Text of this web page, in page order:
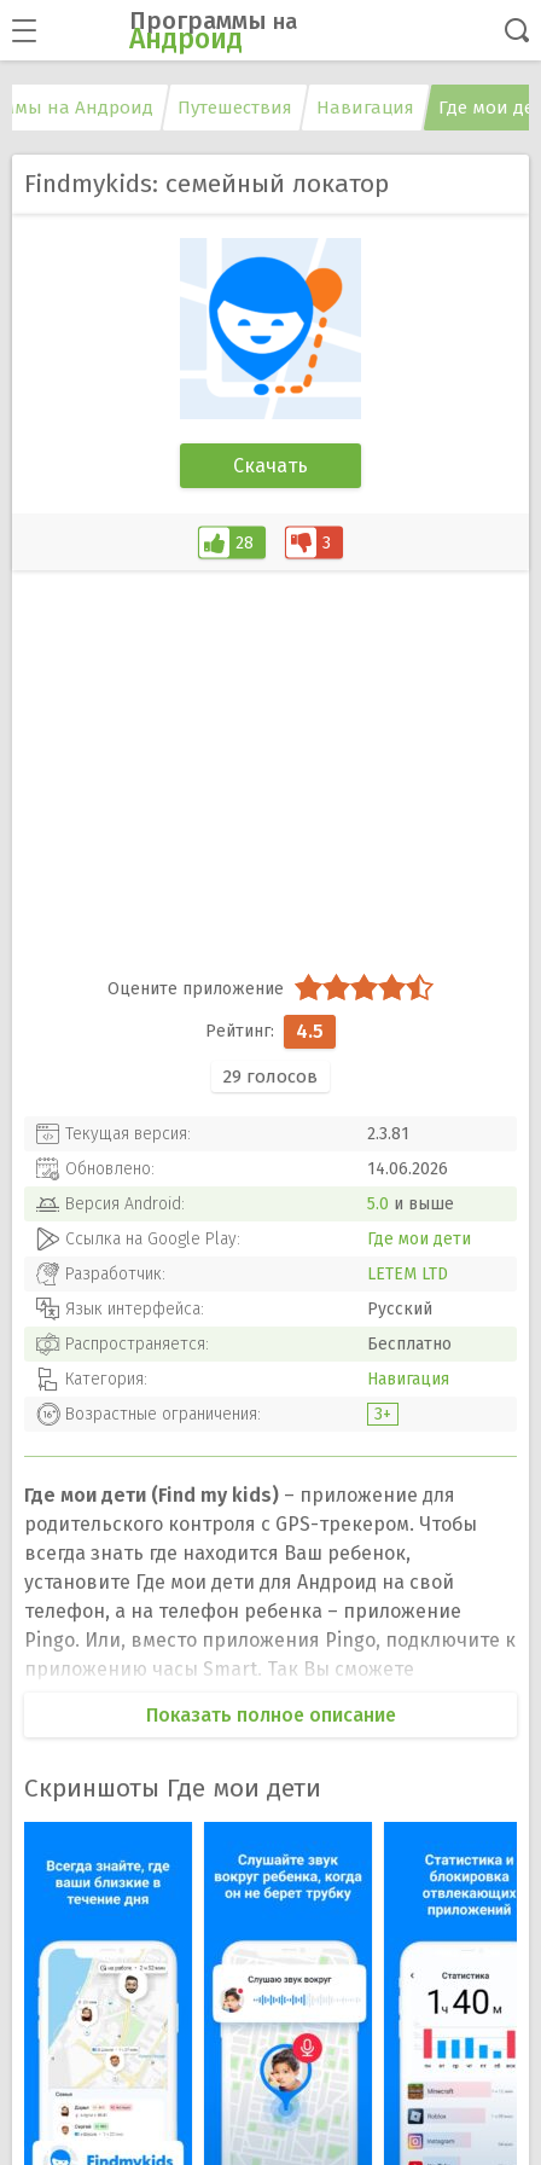
Программы на
Андроид
на Андроид Путешествия Навигация Где мои
Findmykids: семейный локатор
Скачать
28 3
4.5
29 голосов
Текущая версия:
2.3.81
Обновлено:
14.06.2026
Версия Android: 5.0 и выше
Ссылка на Google Play:
Где мои дети
Разработчик:
LETEM LTD
Язык интерфейса:
Русский
Распространяется:
Бесплатно
Категория:
Навигация
Возрастные ограничения:
3+
Где мои дети (Find my kids) – приложение для
родительского контроля с GPS-трекером. Чтобы
всегда знать где находится Ваш ребенок,
установите Где мои дети для Андроид на свой
телефон, а на телефон ребенка – приложение
Pingo. Или, вместо приложения Pingo, подключите к
приложению часы Smart. Так Вы сможете
что с ним все хорошо. В приложении много
GPS-локатор следит за местоположением Вашего
ребенка, а также ведет дневник передвижений за
весь день, чтобы Вы заранее знали об опасных
местах, которые он посетил. Функция «Звук
вокруг» позволяет слышать, что происходит вокруг
ребенка, с кем он общается, какие диалоги ведет.
Функция «Громкий сигнал» — приложение
отправит громкий гудок, который будет слышно
даже если звук на телефоне отключен или лежит в
где-то далеко. С функцией «Родительский
контроль» можно следить за приложениями,
которые использует Ваш ребенок и когда он ими
пользуется. Функция «Контроль безопасности»
Показать полное описание
Скриншоты Где мои дети